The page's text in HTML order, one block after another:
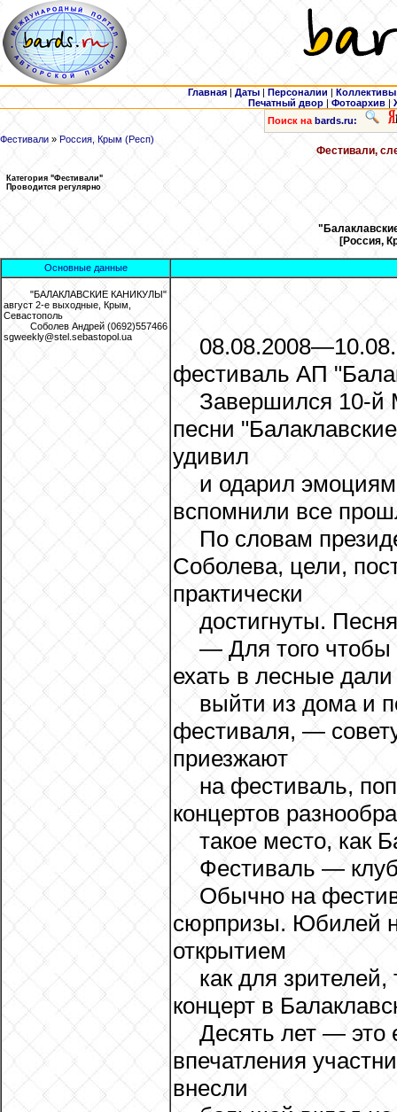
Главная | Даты | Персоналии | Коллективы
Печатный двор |Фотоархив |
Поиск на bards.ru:
Фестивали »Россия, Крым (Респ)
Фестивали,
Категория "Фестивали"
Проводится регулярно
[Россия,
Основные данные
"БАЛАКЛАВСКИЕ КАНИКУЛЫ"
август 2-е выходные, Крым,
Севастополь
Соболев Андрей (0692)557466
sgweekly@stel.sebastopol.ua
фестиваль АП
Завершился 10-й
песни
удивил
и одарил
вспомнили все
По словам
Соболева, цели,
практически
достигнуты.
— Для того чтобы
ехать в лесные
выйти из дома и
фестиваля, —
приезжают
на фестиваль,
концертов
такое место, как
Фестиваль —
Обычно на
сюрпризы. Юбилей
открытием
как для
концерт в
Десять лет — это
впечатления
внесли